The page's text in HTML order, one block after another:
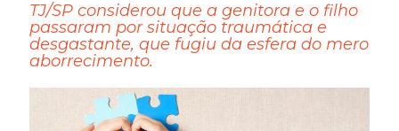
TJ/SP considerou que a genitora e o filho
passaram por situação traumática e
desgastante, que fugiu da esfera do mero
aborrecimento.